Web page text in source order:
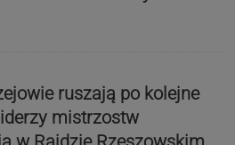
ruszają po kolejne
mistrzostw